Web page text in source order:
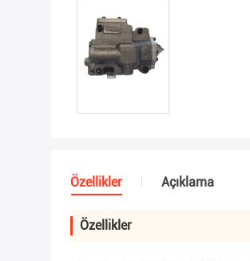
Özellikler Açıklama
Özellikler